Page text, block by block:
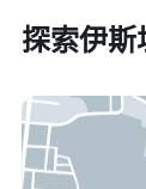
探索伊